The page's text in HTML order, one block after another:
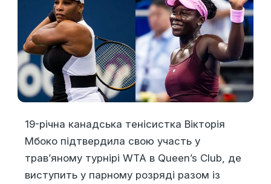
19-річна канадська тенісистка Вікторія
Мбоко підтвердила свою участь у
трав’яному турнірі WTA в Queen’s Club, де
виступить у парному розряді разом із